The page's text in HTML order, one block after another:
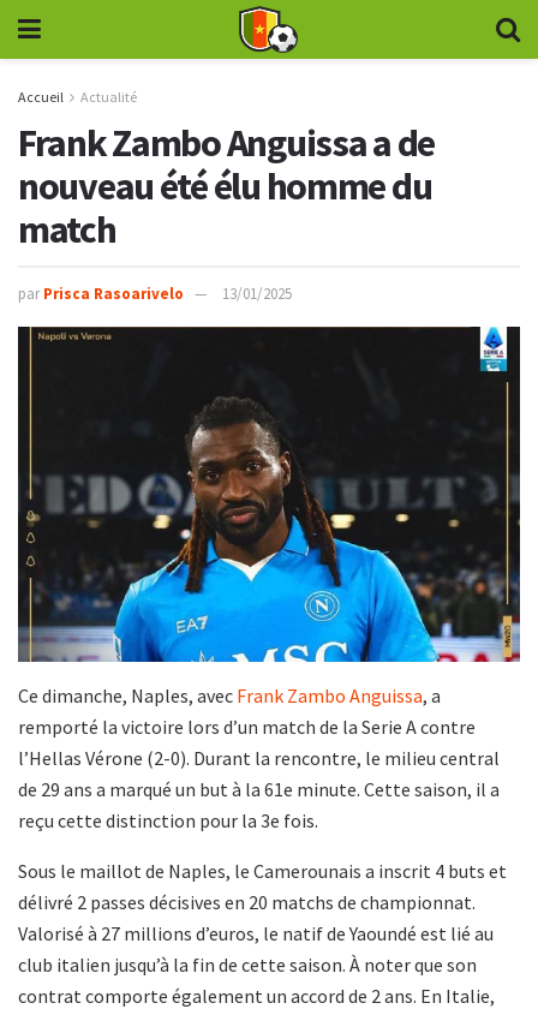
Accueil Actualité
Frank Zambo Anguissa a de
nouveau été élu homme du
match
par Prisca Rasoarivelo 13/01/2025
Ce dimanche, Naples, avec Frank Zambo Anguissa, a
remporté la victoire lors d’un match de la Serie A contre
l’Hellas Vérone (2-0). Durant la rencontre, le milieu central
de 29 ans a marqué un but à la 61e minute. Cette saison, il a
reçu cette distinction pour la 3e fois.
Sous le maillot de Naples, le Camerounais a inscrit 4 buts et
délivré 2 passes décisives en 20 matchs de championnat.
Valorisé à 27 millions d’euros, le natif de Yaoundé est lié au
club italien jusqu’à la fin de cette saison. À noter que son
contrat comporte également un accord de 2 ans. En Italie,